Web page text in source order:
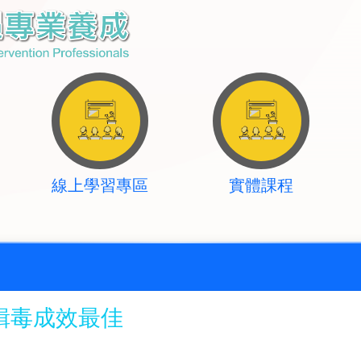
線上學習專區 實體課程
成效最佳